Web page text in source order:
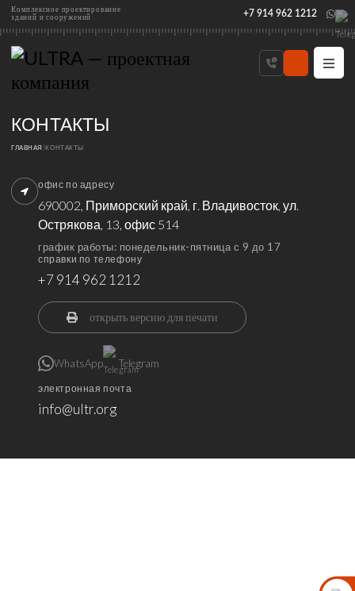
Комплексное проектирование
зданий и сооружений
+7 914 962 1212
КОНТАКТЫ
ГЛАВНАЯ |КОНТАКТЫ
офис по адресу
690002, Приморский край, г. Владивосток, ул.
Острякова, 13, офис 514
график работы: понедельник-пятница с 9 до 17
справки по телефону
+7 914 962 1212
открыть версию для печати
WhatsApp Telegram
электронная почта
info@ultr.org